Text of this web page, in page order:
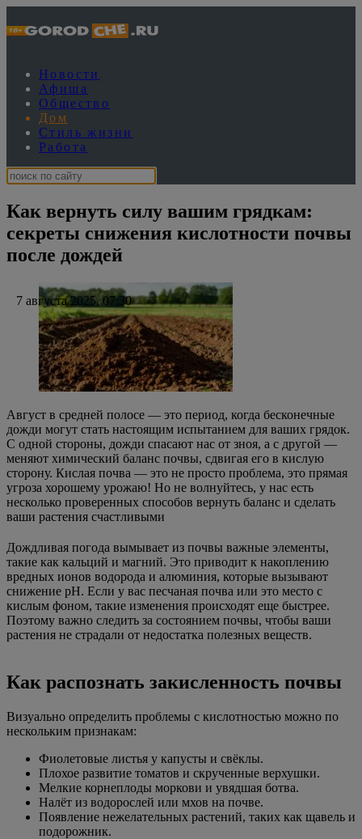
Новости
Афиша
Общество
Дом
Стиль жизни
Работа
Как вернуть силу вашим грядкам:
секреты снижения кислотности почвы
после дождей
7 августа 2025, 07:30
Август в средней полосе — это период, когда бесконечные
дожди могут стать настоящим испытанием для ваших грядок.
С одной стороны, дожди спасают нас от зноя, а с другой —
меняют химический баланс почвы, сдвигая его в кислую
сторону. Кислая почва — это не просто проблема, это прямая
угроза хорошему урожаю! Но не волнуйтесь, у нас есть
несколько проверенных способов вернуть баланс и сделать
ваши растения счастливыми
Дождливая погода вымывает из почвы важные элементы,
такие как кальций и магний. Это приводит к накоплению
вредных ионов водорода и алюминия, которые вызывают
снижение pH. Если у вас песчаная почва или это место с
кислым фоном, такие изменения происходят еще быстрее.
Поэтому важно следить за состоянием почвы, чтобы ваши
растения не страдали от недостатка полезных веществ.
Как распознать закисленность почвы
Визуально определить проблемы с кислотностью можно по
нескольким признакам:
Фиолетовые листья у капусты и свёклы.
Плохое развитие томатов и скрученные верхушки.
Мелкие корнеплоды моркови и увядшая ботва.
Налёт из водорослей или мхов на почве.
Появление нежелательных растений, таких как щавель и
подорожник.